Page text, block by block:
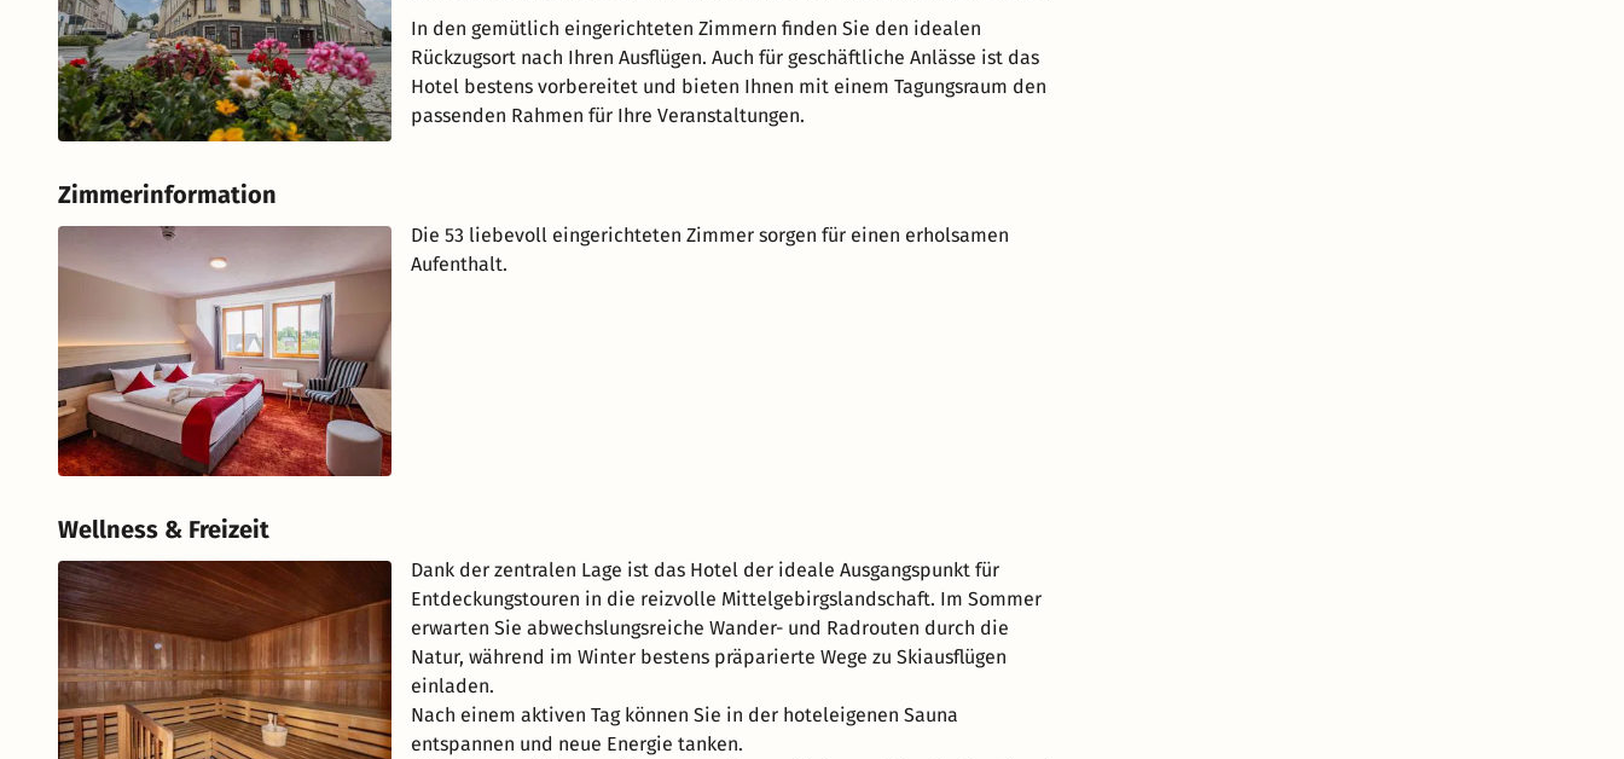
In den gemütlich eingerichteten Zimmern finden Sie den idealen
Rückzugsort nach Ihren Ausflügen. Auch für geschäftliche Anlässe ist das
Hotel bestens vorbereitet und bieten Ihnen mit einem Tagungsraum den
passenden Rahmen für Ihre Veranstaltungen.
Zimmerinformation
Die 53 liebevoll eingerichteten Zimmer sorgen für einen erholsamen
Aufenthalt.
Wellness & Freizeit
Dank der zentralen Lage ist das Hotel der ideale Ausgangspunkt für
Entdeckungstouren in die reizvolle Mittelgebirgslandschaft. Im Sommer
erwarten Sie abwechslungsreiche Wander- und Radrouten durch die
Natur, während im Winter bestens präparierte Wege zu Skiausflügen
einladen.
Nach einem aktiven Tag können Sie in der hoteleigenen Sauna
entspannen und neue Energie tanken.